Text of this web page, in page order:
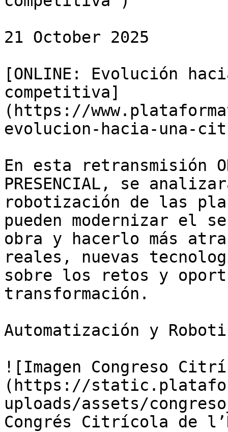
21 October 2025
[ONLINE: Evolución
competitiva]
(https://
evolucion-hacia-una-
En esta retransmisión
PRESENCIAL, se
robotización de las
pueden modernizar el
obra y hacerlo más
reales, nuevas
sobre los retos y
transformación.
Automatización y
![Imagen Congreso
(https://
uploads/assets/
Congrés Citrícola de